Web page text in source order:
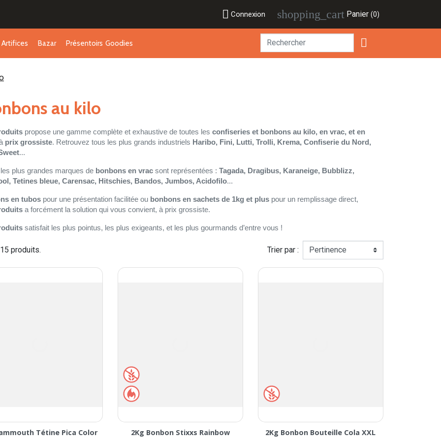
 Connexion shopping_cart Panier (0)
Artifices Bazar Présentoirs Goodies 
au kilo
propose une gamme complète et exhaustive de toutes les confiseries et bonbons au kilo, en vrac, et en
prix grossiste. Retrouvez tous les plus grands industriels Haribo, Fini, Lutti, Trolli, Krema, Confiserie du Nord,
...
plus grandes marques de bonbons en vrac sont représentées : Tagada, Dragibus, Karaneige, Bubblizz,
Tetines bleue, Carensac, Hitschies, Bandos, Jumbos, Acidofilo...
en tubos pour une présentation facilitée ou bonbons en sachets de 1kg et plus pour un remplissage direct,
a forcément la solution qui vous convient, à prix grossiste.
satisfait les plus pointus, les plus exigeants, et les plus gourmands d’entre vous !
produits. Trier par :
Tétine Pica Color 2Kg Bonbon Stixxs Rainbow 2Kg Bonbon Bouteille Cola XXL